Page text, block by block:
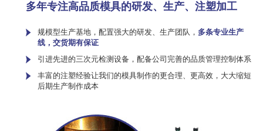
多年专注高品质模具的研发、生产、注塑加工
规模型生产基地，配置强大的研发、生产团队， 多条专业生产
线，交货期有保证
引进先进的三次元检测设备，配备公司完善的品质管理控制体系
丰富的注塑经验让我们的模具制作的更合理、更高效，大大缩短
后期生产制作成本